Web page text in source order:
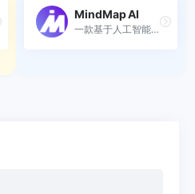
MindMap AI
一款基于人工智能技术的在线...